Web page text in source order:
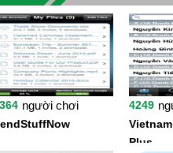
người chơi 4249
Plus